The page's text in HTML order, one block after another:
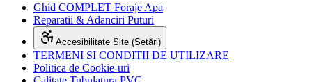
Ghid COMPLET Foraje Apa
Reparatii & Adanciri Puturi
Accesibilitate Site (Setări)
TERMENI SI CONDITII DE UTILIZARE
Politica de Cookie-uri